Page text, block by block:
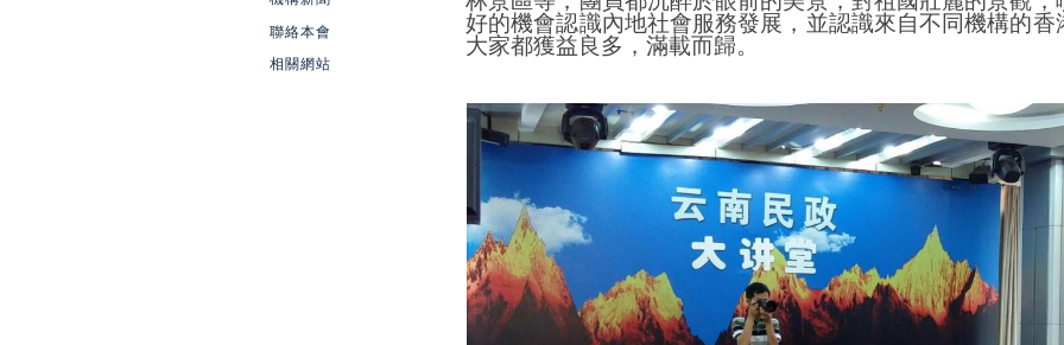
聯絡本會
相關網站
好的機會認識內地社會服務發展，並認識來自不同機構的
大家都獲益良多，滿載而歸。